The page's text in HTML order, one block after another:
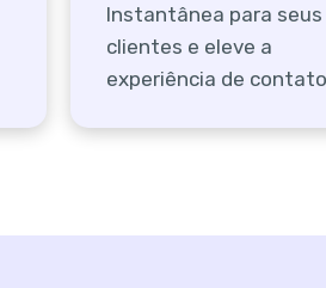
Instantânea para seus
clientes e eleve a
experiência de